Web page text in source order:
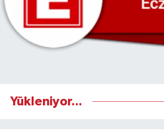
Yükleniyor...